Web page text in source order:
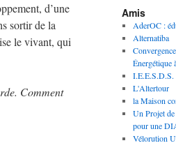
d’une
sortir de la
le vivant, qui
Comment
Amis
AderOC :
Alternatiba
Énergétique
I.E.E.S.D.S.
L'Altertour
la Maison
Un Projet
pour une
Vélorution